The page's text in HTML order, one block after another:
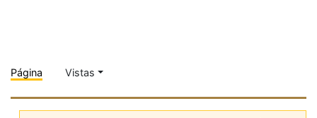
Página Vistas